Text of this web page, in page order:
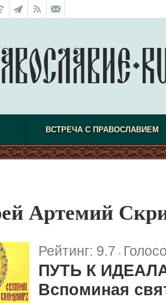
ВСТРЕЧА С ПРАВОСЛАВИЕМ
Артемий
Рейтинг: 9.7
ПУТЬ К
Вспоминая